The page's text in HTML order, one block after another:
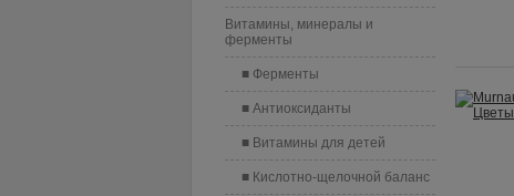
Витамины, минералы и
ферменты
Ферменты
Антиоксиданты
Витамины для детей
Кислотно-щелочной баланс